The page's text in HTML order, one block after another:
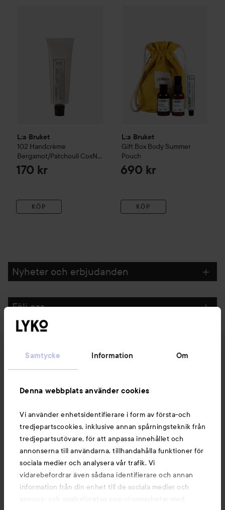
Samtycke Information Om
Denna webbplats använder cookies
Vi använder enhetsidentifierare i form av första-och
tredjepartscookies, inklusive annan spårningsteknik från
tredjepartsutövare, för att anpassa innehållet och
annonserna till användarna, tillhandahålla funktioner för
sociala medier och analysera vår trafik. Vi
vidarebefordrar även sådana identifierare och annan
information från din enhet till de sociala medier och
annons- och analysföretag som vi samarbetar med.
L:a Bruket
102 Handcrème
Bergamot/Patchouli CosN
30 ml
170 kr
KÖP
L:a Bruket
Gift Box Body Summer
Pouch
690 kr
KÖP
Nyheter och erbjudanden
Följ oss
Du kanske också gillar